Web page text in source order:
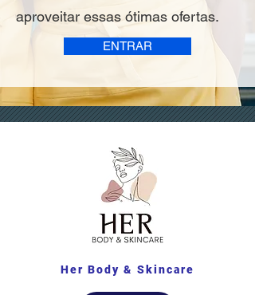
aproveitar essas ótimas ofertas.
ENTRAR
Her Body & Skincare